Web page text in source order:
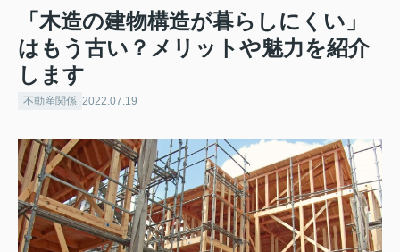
「木造の建物構造が暮らしにくい」
はもう古い？メリットや魅力を紹介
します
不動産関係 2022.07.19